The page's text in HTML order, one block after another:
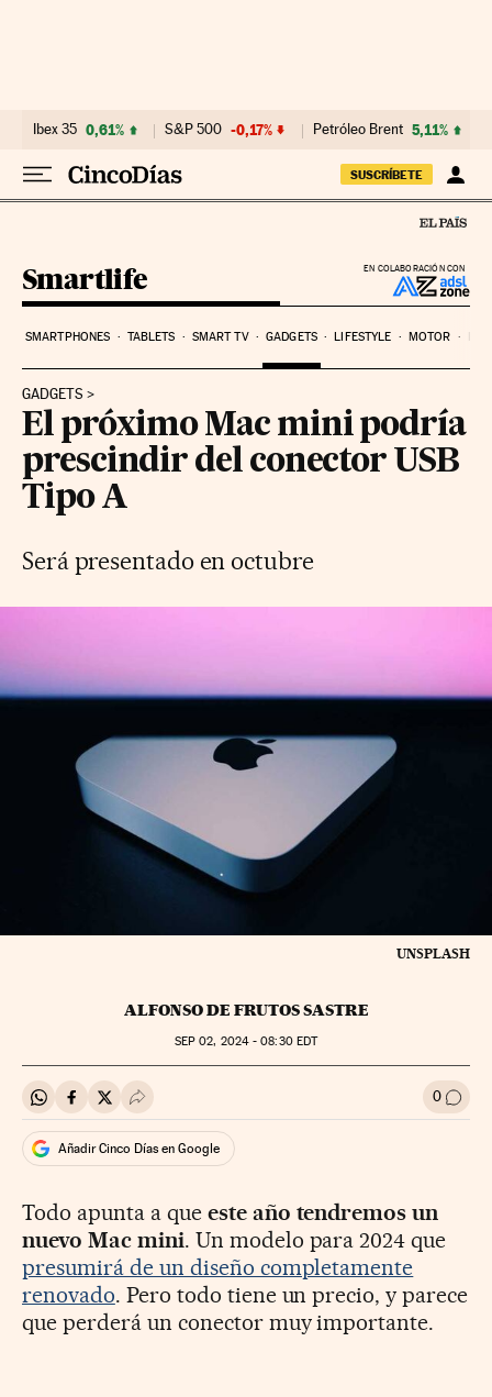
Ibex 35 0,61% S&P 500 -0,17% Petróleo Brent 5,11%
SUSCRÍBETE
EN COLABORACIÓN CON
Smartlife
SMARTPHONES TABLETS SMART TV GADGETS LIFESTYLE MOTOR
GADGETS
El próximo Mac mini podría
prescindir del conector USB
Tipo A
Será presentado en octubre
UNSPLASH
ALFONSO DE FRUTOS SASTRE
SEP 02, 2024 - 08:30EDT
Compartir en Whatsapp
Compartir en Facebook
Compartir en Twitter
Desplegar Redes Sociales 0 Ir a
Añadir Cinco Días en Google
Todo apunta a que este año tendremos un
nuevo Mac mini. Un modelo para 2024 que
presumirá de un diseño completamente
renovado. Pero todo tiene un precio, y parece
que perderá un conector muy importante.